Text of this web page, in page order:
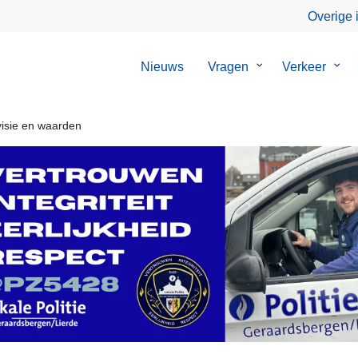
Overige
Nieuws Vragen
Submenu
Verkeer
en waarden